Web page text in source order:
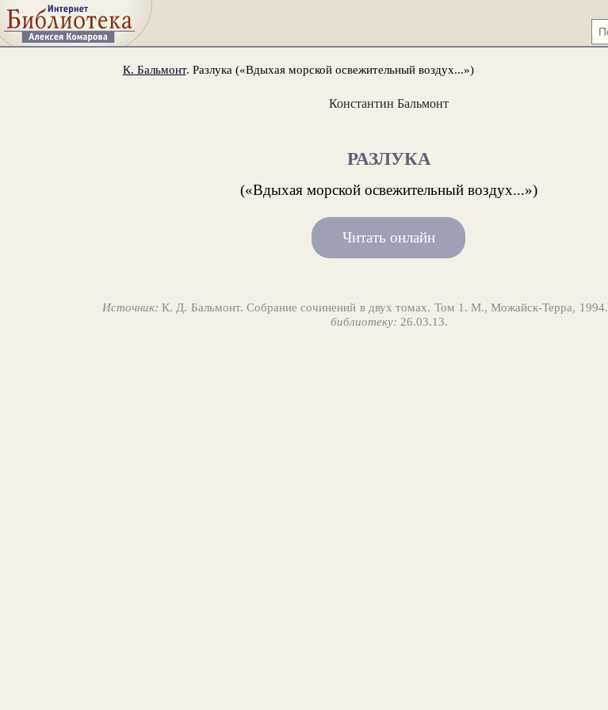
К. Бальмонт. Разлука («Вдыхая морской освежительный воздух...»)
Константин Бальмонт
РАЗЛУКА
(«Вдыхая морской освежительный воздух...»)
Читать онлайн
Источник: К. Д. Бальмонт. Собрание сочинений в двух томах. Том 1. М., Можайск-Терра, 1994.
библиотеку: 26.03.13.